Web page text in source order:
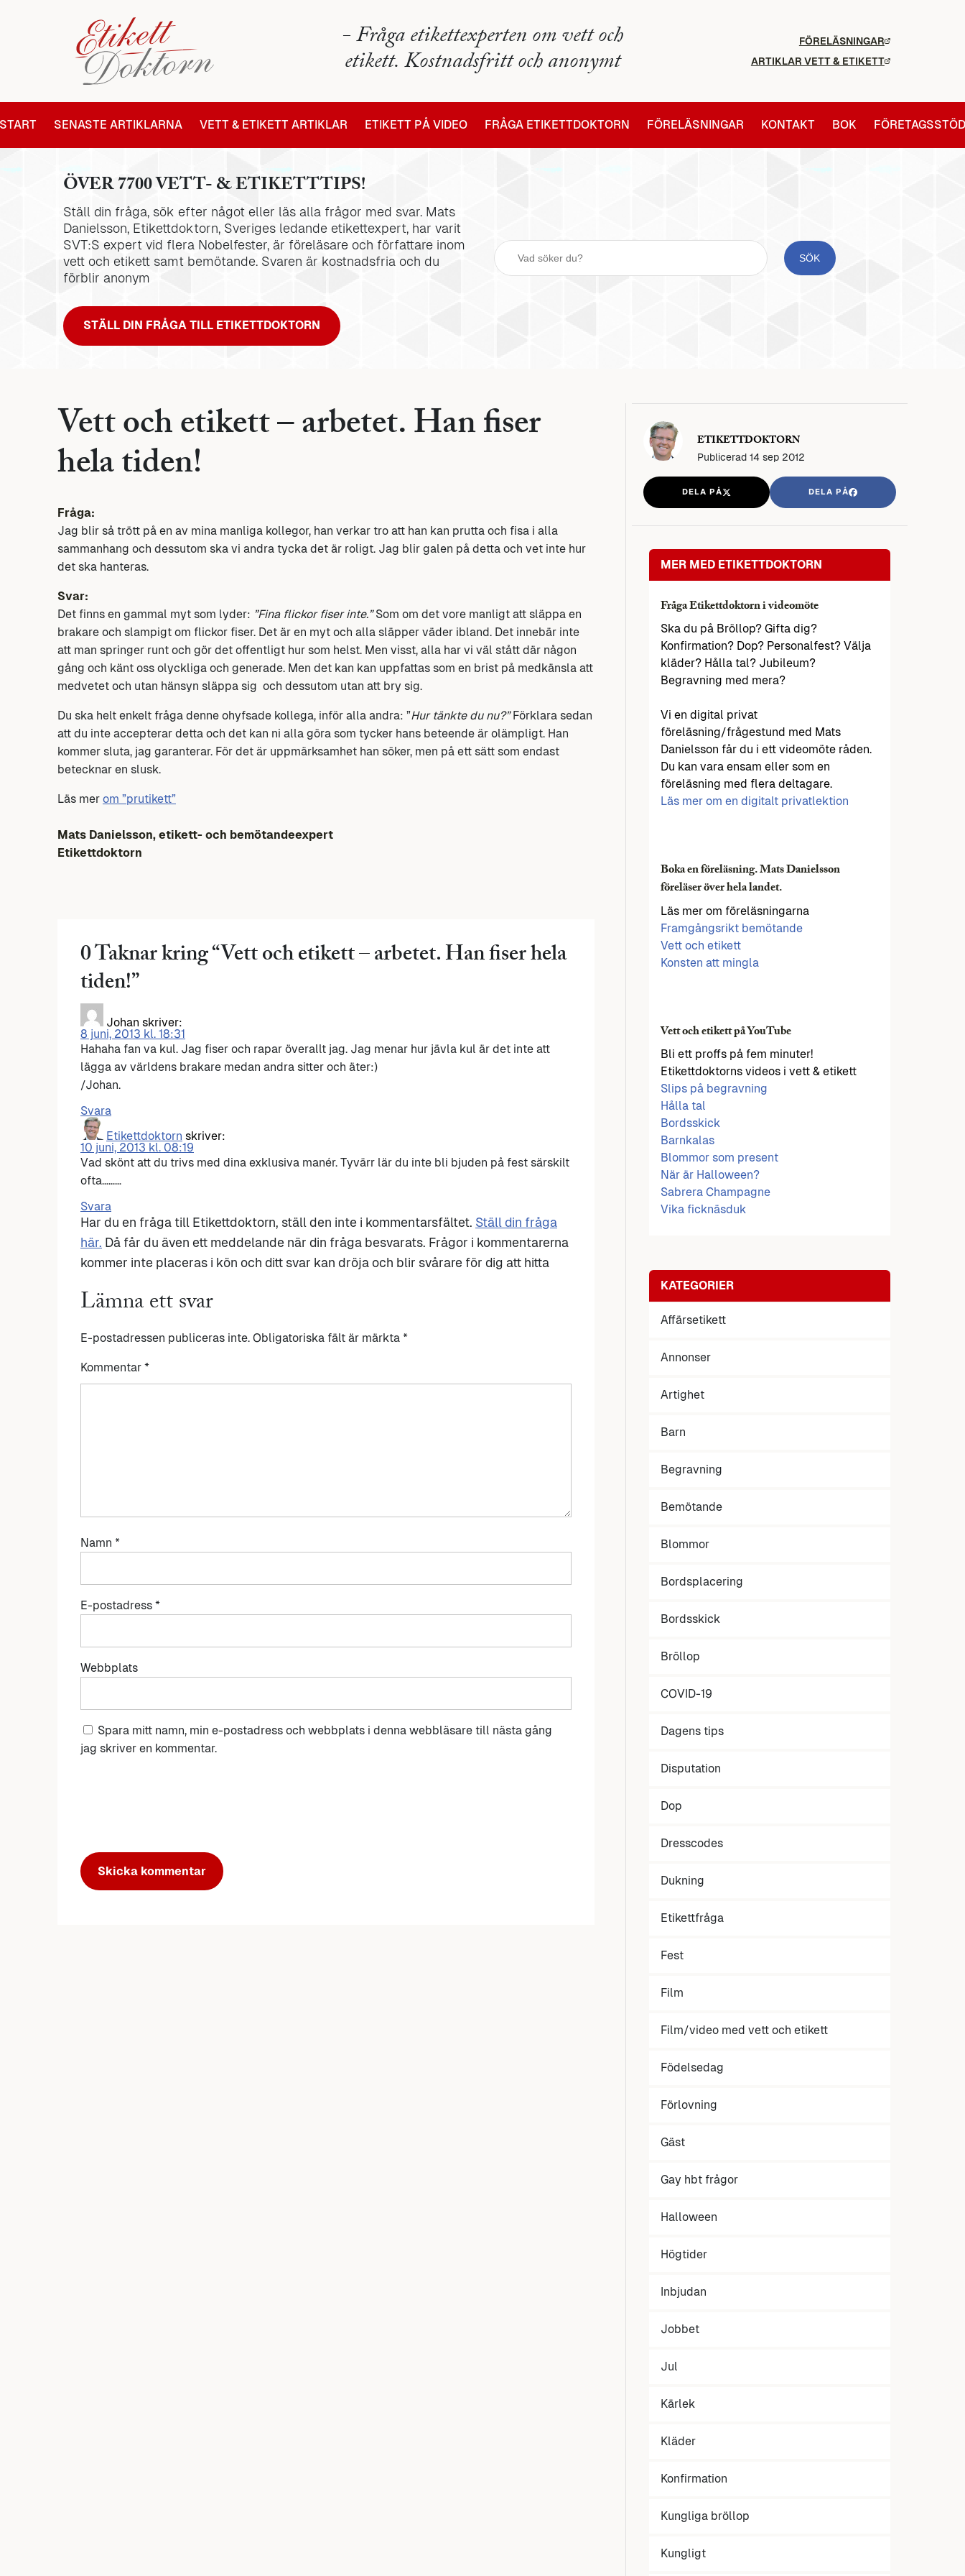
- Fråga etikettexperten om vett och
etikett. Kostnadsfritt och anonymt
FÖRELÄSNINGAR
ARTIKLAR VETT & ETIKETT
START SENASTE ARTIKLARNA VETT & ETIKETT ARTIKLAR ETIKETT PÅ VIDEO FRÅGA ETIKETTDOKTORN FÖRELÄSNINGAR KONTAKT BOK FÖRETAGSSTÖD
ÖVER 7700 VETT- & ETIKETTTIPS!
Ställ din fråga, sök efter något eller läs alla frågor med svar. Mats
Danielsson, Etikettdoktorn, Sveriges ledande etikettexpert, har varit
SVT:S expert vid flera Nobelfester, är föreläsare och författare inom
vett och etikett samt bemötande. Svaren är kostnadsfria och du
förblir anonym
STÄLL DIN FRÅGA TILL ETIKETTDOKTORN
Vett och etikett – arbetet. Han fiser
hela tiden!
Fråga:
Jag blir så trött på en av mina manliga kollegor, han verkar tro att han kan prutta och fisa i alla
sammanhang och dessutom ska vi andra tycka det är roligt. Jag blir galen på detta och vet inte hur
det ska hanteras.
Svar:
Det finns en gammal myt som lyder: ”Fina flickor fiser inte.”Som om det vore manligt att släppa en
brakare och slampigt om flickor fiser. Det är en myt och alla släpper väder ibland. Det innebär inte
att man springer runt och gör det offentligt hur som helst. Men visst, alla har vi väl stått där någon
gång och känt oss olyckliga och generade. Men det kan kan uppfattas som en brist på medkänsla att
medvetet och utan hänsyn släppa sig och dessutom utan att bry sig.
Du ska helt enkelt fråga denne ohyfsade kollega, inför alla andra: ”Hur tänkte du nu?” Förklara sedan
att du inte accepterar detta och det kan ni alla göra som tycker hans beteende är olämpligt. Han
kommer sluta, jag garanterar. För det är uppmärksamhet han söker, men på ett sätt som endast
betecknar en slusk.
Läs mer om ”prutikett”
Mats Danielsson, etikett- och bemötandeexpert
Etikettdoktorn
0 Taknar kring “Vett och etikett – arbetet. Han fiser hela
tiden!”
Johan skriver:
8 juni, 2013 kl. 18:31
Hahaha fan va kul. Jag fiser och rapar överallt jag. Jag menar hur jävla kul är det inte att
lägga av världens brakare medan andra sitter och äter:)
/Johan.
Svara
Etikettdoktorn skriver:
10 juni, 2013 kl. 08:19
Vad skönt att du trivs med dina exklusiva manér. Tyvärr lär du inte bli bjuden på fest särskilt
ofta………
Svara
Har du en fråga till Etikettdoktorn, ställ den inte i kommentarsfältet. Ställ din fråga
här. Då får du även ett meddelande när din fråga besvarats. Frågor i kommentarerna
kommer inte placeras i kön och ditt svar kan dröja och blir svårare för dig att hitta
Lämna ett svar
E-postadressen publiceras inte. Obligatoriska fält är märkta *
Kommentar *
Namn *
E-postadress *
Webbplats
Spara mitt namn, min e-postadress och webbplats i denna webbläsare till nästa gång
jag skriver en kommentar.
ETIKETTDOKTORN
Publicerad 14 sep 2012
DELA PÅ DELA PÅ
MER MED ETIKETTDOKTORN
Fråga Etikettdoktorn i videomöte
Ska du på Bröllop? Gifta dig?
Konfirmation? Dop? Personalfest? Välja
kläder? Hålla tal? Jubileum?
Begravning med mera?
Vi en digital privat
föreläsning/frågestund med Mats
Danielsson får du i ett videomöte råden.
Du kan vara ensam eller som en
föreläsning med flera deltagare.
Läs mer om en digitalt privatlektion
Boka en föreläsning. Mats Danielsson
föreläser över hela landet.
Läs mer om föreläsningarna
Framgångsrikt bemötande
Vett och etikett
Konsten att mingla
Vett och etikett på YouTube
Bli ett proffs på fem minuter!
Etikettdoktorns videos i vett & etikett
Slips på begravning
Hålla tal
Bordsskick
Barnkalas
Blommor som present
När är Halloween?
Sabrera Champagne
Vika ficknäsduk
KATEGORIER
Affärsetikett
Annonser
Artighet
Barn
Begravning
Bemötande
Blommor
Bordsplacering
Bordsskick
Bröllop
COVID-19
Dagens tips
Disputation
Dop
Dresscodes
Dukning
Etikettfråga
Fest
Film
Film/video med vett och etikett
Födelsedag
Förlovning
Gäst
Gay hbt frågor
Halloween
Högtider
Inbjudan
Jobbet
Jul
Kärlek
Kläder
Konfirmation
Kungliga bröllop
Kungligt